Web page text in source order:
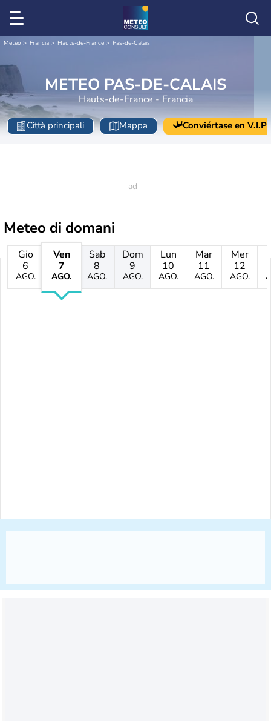
Meteo Francia Hauts-de-France Pas-de-Calais
METEO PAS-DE-CALAIS
Hauts-de-France - Francia
Città principali Mappa Conviértase en V.I.P
Meteo di domani
Gio
6
AGO.
Ven
7
AGO.
Sab
8
AGO.
Dom
9
AGO.
Lun
10
AGO.
Mar
11
AGO.
Mer
12
AGO.